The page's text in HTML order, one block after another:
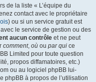
de la liste « L’équipe du
contact avec le propriétaire
) ou si un service gratuit est
le service de gestion ou des
aucun contrôle et ne peut
comment, où ou par qui ce
Limited pour toute question
propos diffamatoires, etc.)
ou au logiciel phpBB lui-
phpBB à propos de l’utilisation